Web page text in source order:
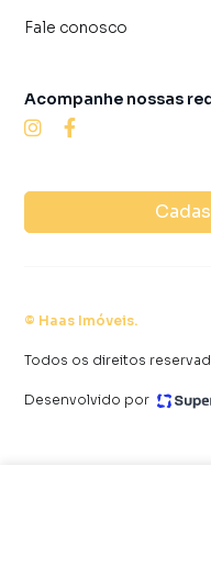
Fale conosco
Acompanhe nossas
© Haas Imóveis.
Todos os direitos
Desenvolvido por